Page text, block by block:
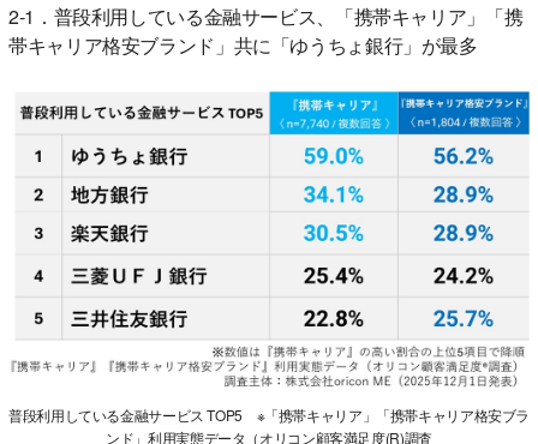
2-1．普段利用している金融サービス、「携帯キャリア」「携
帯キャリア格安ブランド」共に「ゆうちょ銀行」が最多
普段利用している金融サービス TOP5 ※「携帯キャリア」「携帯キャリア格安ブラ
ンド」利用実態データ（オリコン顧客満足度(R)調査